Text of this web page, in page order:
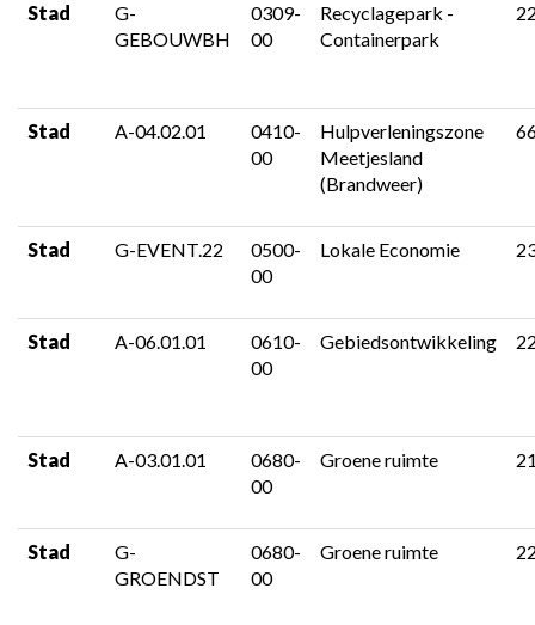
Stad
G-
GEBOUWBH
0309-
00
Recyclagepark -
Containerpark
Stad A-04.02.01
0410-
00
Hulpverleningszone
Meetjesland
(Brandweer)
Stad G-EVENT.22
0500-
00
Lokale Economie
Stad A-06.01.01
0610-
00
Gebiedsontwikkeling
Stad A-03.01.01
0680-
00
Groene ruimte
Stad
G-
GROENDST
0680-
00
Groene ruimte